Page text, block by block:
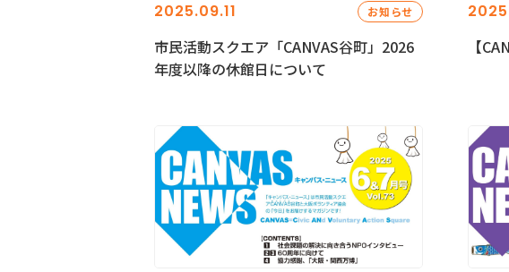
2025.09.11 お知らせ
市民活動スクエア「CANVAS谷町」2026
年度以降の休館日について
【